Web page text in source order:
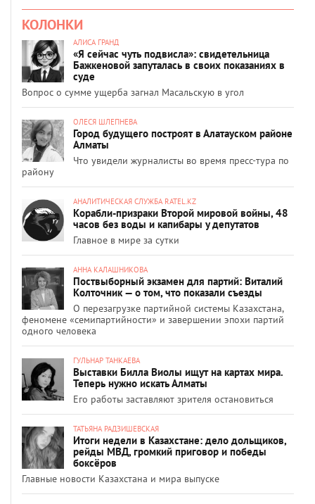
КОЛОНКИ
АЛИСА ГРАНД
«Я сейчас чуть подвисла»: свидетельница
Бажкеновой запуталась в своих показаниях в
суде
Вопрос о сумме ущерба загнал Масальскую в угол
ОЛЕСЯ ШЛЕПНЕВА
Город будущего построят в Алатауском районе
Алматы
Что увидели журналисты во время пресс-тура по
району
АНАЛИТИЧЕСКАЯ СЛУЖБА RATEL.KZ
Корабли-призраки Второй мировой войны, 48
часов без воды и капибары у депутатов
Главное в мире за сутки
АННА КАЛАШНИКОВА
Поствыборный экзамен для партий: Виталий
Колточник — о том, что показали съезды
О перезагрузке партийной системы Казахстана,
феномене «семипартийности» и завершении эпохи партий
одного человека
ГУЛЬНАР ТАНКАЕВА
Выставки Билла Виолы ищут на картах мира.
Теперь нужно искать Алматы
Его работы заставляют зрителя остановиться
ТАТЬЯНА РАДЗИШЕВСКАЯ
Итоги недели в Казахстане: дело дольщиков,
рейды МВД, громкий приговор и победы
боксёров
Главные новости Казахстана и мира выпуске